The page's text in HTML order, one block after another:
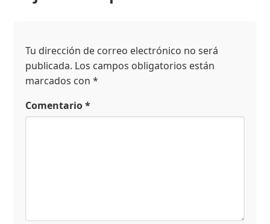
Tu dirección de correo electrónico no será
publicada. Los campos obligatorios están
marcados con*
Comentario*